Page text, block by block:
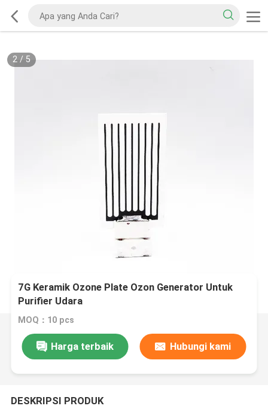
2/ 5
7G Keramik Ozone Plate Ozon Generator Untuk
Purifier Udara
MOQ：10 pcs
Harga terbaik Hubungi kami
DESKRIPSI PRODUK